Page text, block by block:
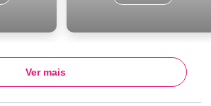
Ver mais